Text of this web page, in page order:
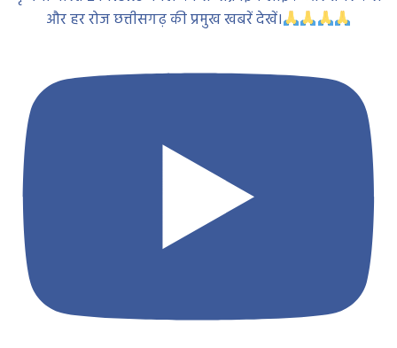
और हर रोज छत्तीसगढ़ की प्रमुख खबरें देखें।